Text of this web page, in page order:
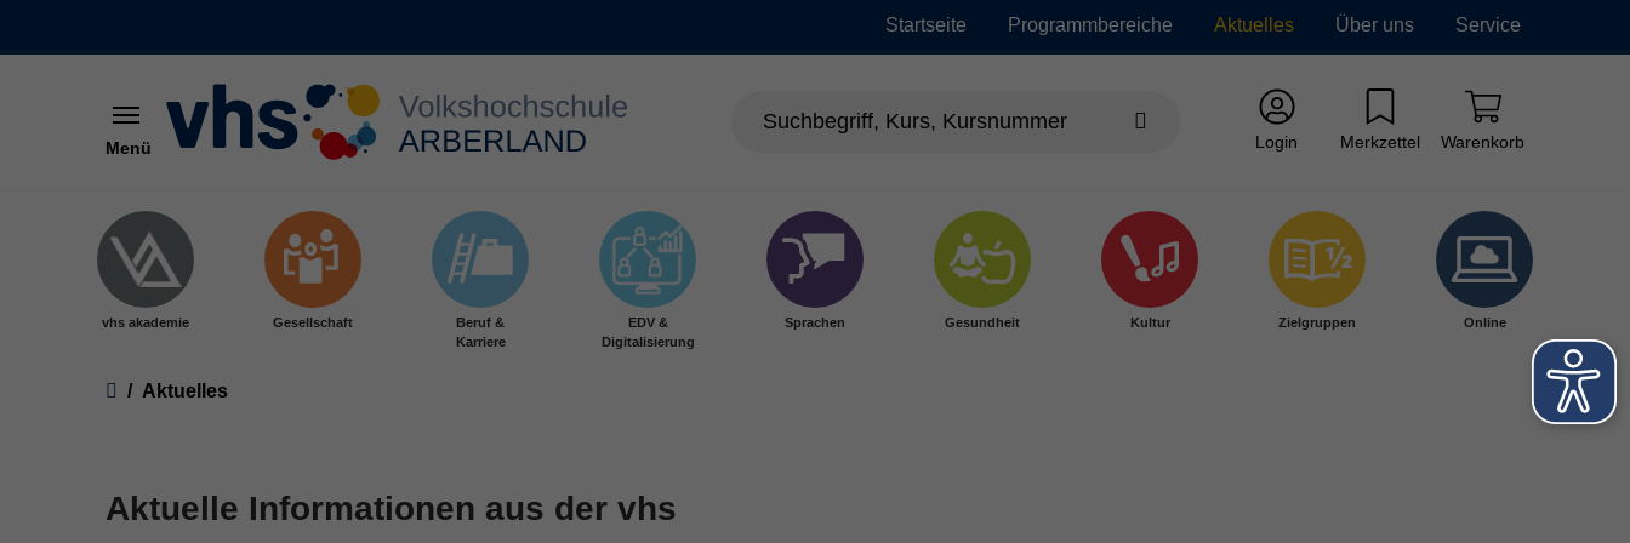
Startseite Programmbereiche Aktuelles Über uns Service
Menü Login Merkzettel Warenkorb
vhs akademie Gesellschaft
Beruf &
Karriere
EDV &
Digitalisierung
Sprachen Gesundheit Kultur Zielgruppen Online
Aktuelles
Aktuelle Informationen aus der vhs